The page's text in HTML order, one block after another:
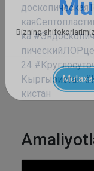
ка
24
Кыргызистан
кистан